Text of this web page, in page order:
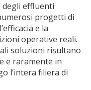
degli effluenti
progetti di
e la
operative reali.
soluzioni risultano
e raramente in
l’intera filiera di